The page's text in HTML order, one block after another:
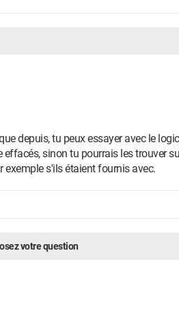
depuis, tu peux essayer avec le
sinon tu pourrais les trouver
exemple s'ils étaient fournis avec.
votre question